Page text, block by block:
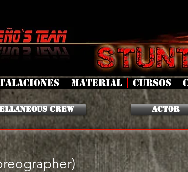
MATERIAL CURSOS
Crew Actor